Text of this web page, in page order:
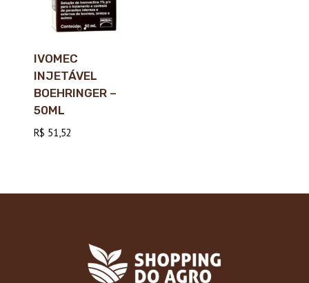
IVOMEC
INJETÁVEL
BOEHRINGER –
50ML
R$ 51,52